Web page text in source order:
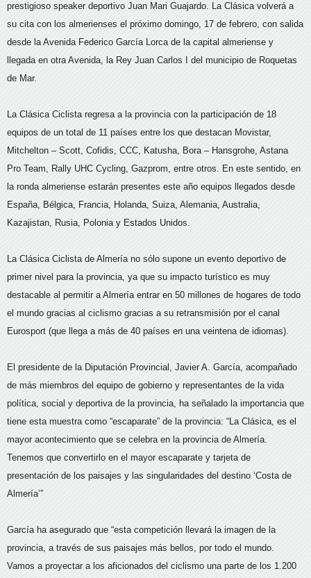
prestigioso speaker deportivo Juan Mari Guajardo. La Clásica volverá a
su cita con los almerienses el próximo domingo, 17 de febrero, con salida
desde la Avenida Federico García Lorca de la capital almeriense y
llegada en otra Avenida, la Rey Juan Carlos I del municipio de Roquetas
de Mar.
La Clásica Ciclista regresa a la provincia con la participación de 18
equipos de un total de 11 países entre los que destacan Movistar,
Mitchelton – Scott, Cofidis, CCC, Katusha, Bora – Hansgrohe, Astana
Pro Team, Rally UHC Cycling, Gazprom, entre otros. En este sentido, en
la ronda almeriense estarán presentes este año equipos llegados desde
España, Bélgica, Francia, Holanda, Suiza, Alemania, Australia,
Kazajistan, Rusia, Polonia y Estados Unidos.
La Clásica Ciclista de Almería no sólo supone un evento deportivo de
primer nivel para la provincia, ya que su impacto turístico es muy
destacable al permitir a Almería entrar en 50 millones de hogares de todo
el mundo gracias al ciclismo gracias a su retransmisión por el canal
Eurosport (que llega a más de 40 países en una veintena de idiomas).
El presidente de la Diputación Provincial, Javier A. García, acompañado
de más miembros del equipo de gobierno y representantes de la vida
política, social y deportiva de la provincia, ha señalado la importancia que
tiene esta muestra como “escaparate” de la provincia: “La Clásica, es el
mayor acontecimiento que se celebra en la provincia de Almería.
Tenemos que convertirlo en el mayor escaparate y tarjeta de
presentación de los paisajes y las singularidades del destino ‘Costa de
Almería’”
García ha asegurado que “esta competición llevará la imagen de la
provincia, a través de sus paisajes más bellos, por todo el mundo.
Vamos a proyectar a los aficionados del ciclismo una parte de los 1.200